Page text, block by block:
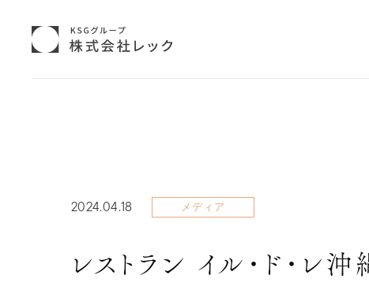
2024.04.18 メディア
レストラン イル・ド・レ